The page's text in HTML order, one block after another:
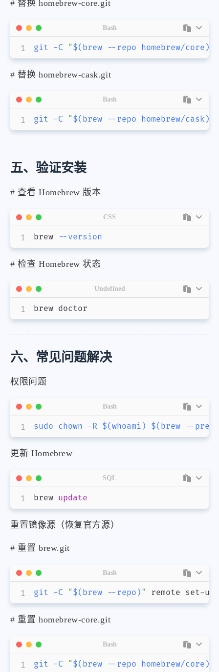
微信
# 替换 homebrew-core.git
git -C " $( brew --repo homebrew/core )
Bash
# 替换 homebrew-cask.git
git -C " $( brew --repo homebrew/cask )
Bash
五、验证安装
# 查看 Homebrew 版本
brew --version
CSS
# 检查 Homebrew 状态
brew doctor
Undefined
六、常见问题解决
权限问题
sudo chown -R $( whoami ) $( brew --
Bash
更新 Homebrew
brew update
SQL
重置镜像源（恢复官方源）
# 重置 brew.git
git -C " $( brew --repo ) " remote set-
Bash
# 重置 homebrew-core.git
git -C " $( brew --repo homebrew/core )
Bash